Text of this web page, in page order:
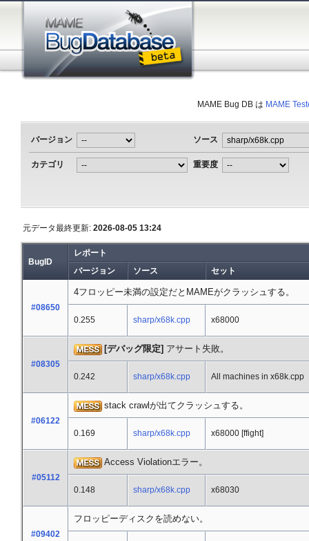
MAME Bug DB は MAME
バージョン ソース
カテゴリ 重要度
元データ最終更新: 2026-08-05 13:24
BugID
レポート
バージョン
ソース セット
#08650
4フロッピー未満の設定だとMAMEがクラッシュする。
0.255 sharp/x68k.cpp x68000
#08305
[デバッグ限定] アサート失敗。
0.242 sharp/x68k.cpp All machines in x68k.cpp
#06122
stack crawlが出てクラッシュする。
0.169 sharp/x68k.cpp x68000 [ffight]
#05112
Access Violationエラー。
0.148 sharp/x68k.cpp x68030
#09402
フロッピーディスクを読めない。